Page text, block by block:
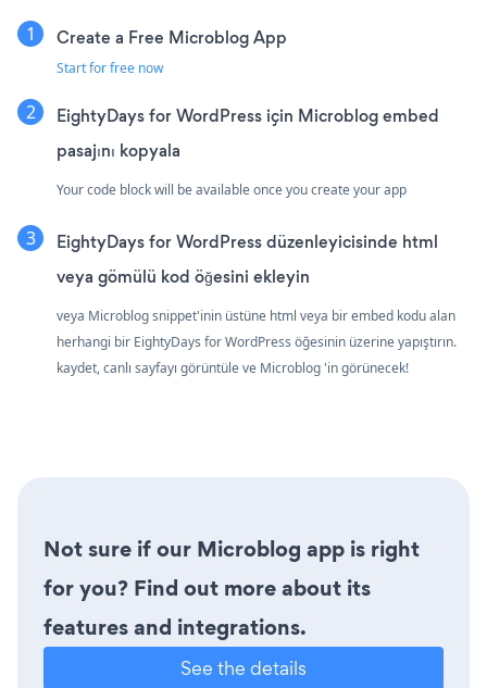
Create a Free Microblog App
Start for free now
EightyDays for WordPress için Microblog embed
pasajını kopyala
Your code block will be available once you create your app
EightyDays for WordPress düzenleyicisinde html
veya gömülü kod öğesini ekleyin
veya Microblog snippet'inin üstüne html veya bir embed kodu alan
herhangi bir EightyDays for WordPress öğesinin üzerine yapıştırın.
kaydet, canlı sayfayı görüntüle ve Microblog 'in görünecek!
Not sure if our Microblog app is right
for you? Find out more about its
features and integrations.
See the details